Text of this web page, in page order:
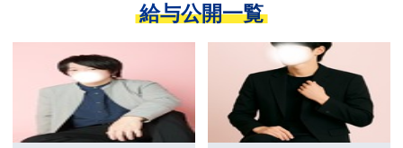
給与公開一覧